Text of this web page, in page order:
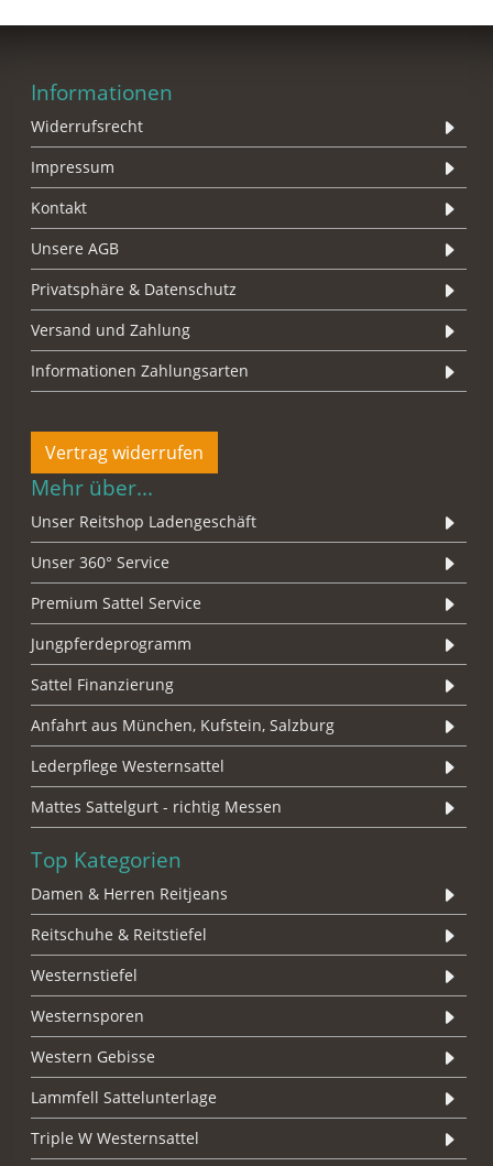
Informationen
Widerrufsrecht
Impressum
Kontakt
Unsere AGB
Privatsphäre & Datenschutz
Versand und Zahlung
Informationen Zahlungsarten
Vertrag widerrufen
Mehr über...
Unser Reitshop Ladengeschäft
Unser 360° Service
Premium Sattel Service
Jungpferdeprogramm
Sattel Finanzierung
Anfahrt aus München, Kufstein, Salzburg
Lederpflege Westernsattel
Mattes Sattelgurt - richtig Messen
Top Kategorien
Damen & Herren Reitjeans
Reitschuhe & Reitstiefel
Westernstiefel
Westernsporen
Western Gebisse
Lammfell Sattelunterlage
Triple W Westernsattel